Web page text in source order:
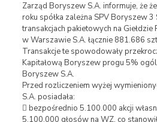
Zarząd Boryszew S.A. informuje, że
roku spółka zależna SPV Boryszew 3
transakcjach pakietowych na
w Warszawie S.A. łącznie 881.686
Transakcje te spowodowały
Kapitałową Boryszew progu 5%
Boryszew S.A.
Przed rozliczeniem wyżej
S.A. posiadała:
 bezpośrednio 5.100.000 akcji
5.100.000 głosów na WZ, co